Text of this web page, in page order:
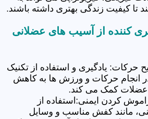
تا کیفیت زندگی بهتری داشته باشند.
کننده از آسیب های عضلانی
یادگیری و استفاده از تکنیک
انجام حرکات و ورزش ها به کاهش
کمک می کند.
کردن ایمنی:استفاده از
مانند کفش مناسب و وسایل